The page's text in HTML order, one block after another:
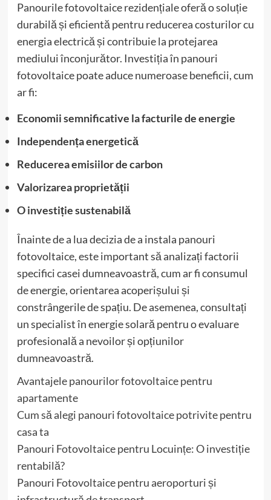
Panourile fotovoltaice rezidențiale oferă o soluție
durabilă și eficientă pentru reducerea costurilor cu
energia electrică și contribuie la protejarea
mediului înconjurător. Investiția în panouri
fotovoltaice poate aduce numeroase beneficii, cum
ar fi:
Economii semnificative la facturile de energie
Independența energetică
Reducerea emisiilor de carbon
Valorizarea proprietății
O investiție sustenabilă
Înainte de a lua decizia de a instala panouri
fotovoltaice, este important să analizați factorii
specifici casei dumneavoastră, cum ar fi consumul
de energie, orientarea acoperișului și
constrângerile de spațiu. De asemenea, consultați
un specialist în energie solară pentru o evaluare
profesională a nevoilor și opțiunilor
dumneavoastră.
Avantajele panourilor fotovoltaice pentru
apartamente
Cum să alegi panouri fotovoltaice potrivite pentru
casa ta
Panouri Fotovoltaice pentru Locuințe: O investiție
rentabilă?
Panouri Fotovoltaice pentru aeroporturi și